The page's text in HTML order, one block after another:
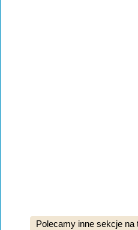
Polecamy inne sekcje